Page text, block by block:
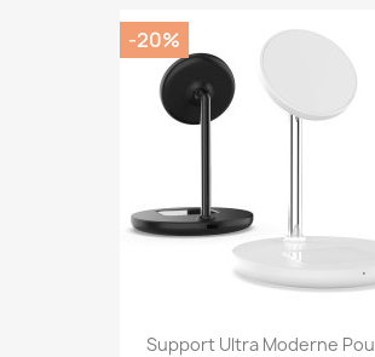
Support Ultra Moderne
-20%